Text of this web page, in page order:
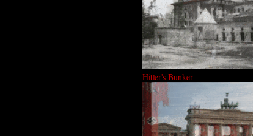
Hitler's Bunker